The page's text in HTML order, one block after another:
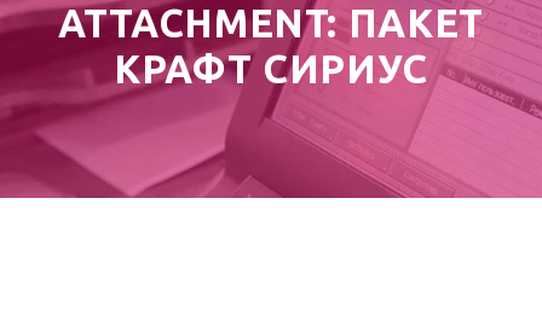
ATTACHMENT: ПАКЕТ
КРАФТ СИРИУС